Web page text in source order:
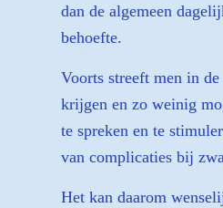
dan de algemeen
behoefte.
Voorts streeft men in
krijgen en zo weinig
te spreken en te
van complicaties bij
Het kan daarom